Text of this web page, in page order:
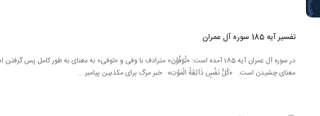
تفسیر آیه 185 سوره آل عمران
در سوره آل عمران آیه 185 آمده است: «تُوَفَّوْنَ» مترادف با وفی و «توفی» به معنای به طور کامل پس
معنای چشیدن است. «كُلُّ نَفْسٍ ذَآئِقَةُ الْمَوْتِ» خبر مرگ برای مکذبین پیامبر ...